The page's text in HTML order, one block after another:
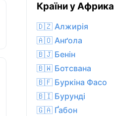
Країни у Африка
🇩🇿 Алжирія
🇦🇴 Анґола
🇧🇯 Бенін
🇧🇼 Ботсвана
🇧🇫 Буркіна Фасо
🇧🇮 Бурунді
🇬🇦 Ґабон